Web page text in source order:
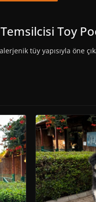
Toy
tüy yapısıyla öne